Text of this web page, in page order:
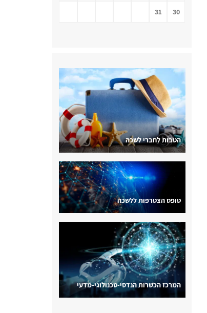
30
31
הטבות לחברי לשכה
טופס הצטרפות ללשכה
המרכז הכשרות הנדסי-טכנולוגי-מדעי